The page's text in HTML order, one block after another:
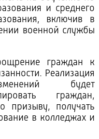
и среднего
включив в
военной службы
граждан к
Реализация
будет
граждан,
призыву, получать
в колледжах и